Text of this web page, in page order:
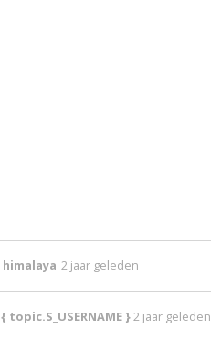
himalaya 2 jaar geleden
{ topic.S_USERNAME }2 jaar geleden